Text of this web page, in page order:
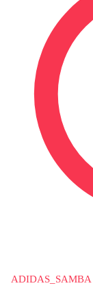
کفش و کتانی زنانه و دخترانه مدل آدیداس سامبا ADIDAS_SAMBA